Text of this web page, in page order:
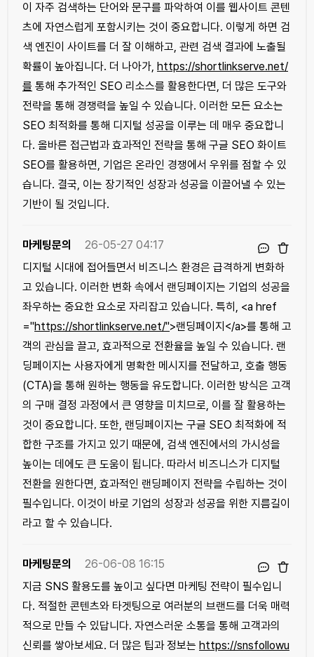
이 자주 검색하는 단어와 문구를 파악하여 이를 웹사이트 콘텐
츠에 자연스럽게 포함시키는 것이 중요합니다. 이렇게 하면 검
색 엔진이 사이트를 더 잘 이해하고, 관련 검색 결과에 노출될
확률이 높아집니다. 더 나아가, https://shortlinkserve.net/
를 통해 추가적인 SEO 리소스를 활용한다면, 더 많은 도구와
전략을 통해 경쟁력을 높일 수 있습니다. 이러한 모든 요소는
SEO 최적화를 통해 디지털 성공을 이루는 데 매우 중요합니
다. 올바른 접근법과 효과적인 전략을 통해 구글 SEO 화이트
SEO를 활용하면, 기업은 온라인 경쟁에서 우위를 점할 수 있
습니다. 결국, 이는 장기적인 성장과 성공을 이끌어낼 수 있는
기반이 될 것입니다.
마케팅문의
26-05-27 04:17
디지털 시대에 접어들면서 비즈니스 환경은 급격하게 변화하
고 있습니다. 이러한 변화 속에서 랜딩페이지는 기업의 성공을
좌우하는 중요한 요소로 자리잡고 있습니다. 특히, <a href
="https://shortlinkserve.net/">랜딩페이지</a>를 통해 고
객의 관심을 끌고, 효과적으로 전환율을 높일 수 있습니다. 랜
딩페이지는 사용자에게 명확한 메시지를 전달하고, 호출 행동
(CTA)을 통해 원하는 행동을 유도합니다. 이러한 방식은 고객
의 구매 결정 과정에서 큰 영향을 미치므로, 이를 잘 활용하는
것이 중요합니다. 또한, 랜딩페이지는 구글 SEO 최적화에 적
합한 구조를 가지고 있기 때문에, 검색 엔진에서의 가시성을
높이는 데에도 큰 도움이 됩니다. 따라서 비즈니스가 디지털
전환을 원한다면, 효과적인 랜딩페이지 전략을 수립하는 것이
필수입니다. 이것이 바로 기업의 성장과 성공을 위한 지름길이
라고 할 수 있습니다.
마케팅문의
26-06-08 16:15
지금 SNS 활용도를 높이고 싶다면 마케팅 전략이 필수입니
다. 적절한 콘텐츠와 타겟팅으로 여러분의 브랜드를 더욱 매력
적으로 만들 수 있답니다. 자연스러운 소통을 통해 고객과의
신뢰를 쌓아보세요. 더 많은 팁과 정보는 https://snsfollowu